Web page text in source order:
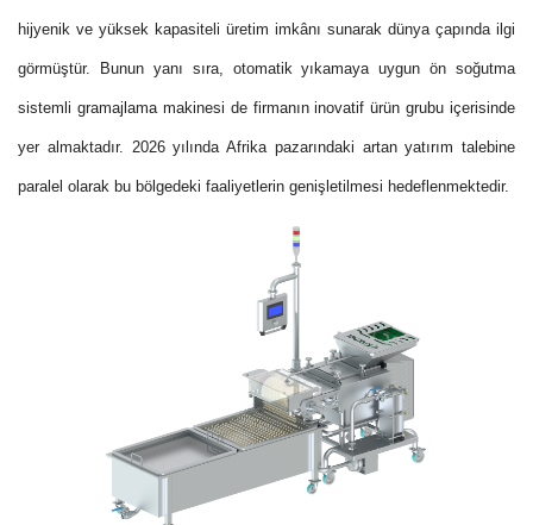
hijyenik ve yüksek kapasiteli üretim imkânı sunarak dünya çapında ilgi
görmüştür. Bunun yanı sıra, otomatik yıkamaya uygun ön soğutma
sistemli gramajlama makinesi de firmanın inovatif ürün grubu içerisinde
yer almaktadır. 2026 yılında Afrika pazarındaki artan yatırım talebine
paralel olarak bu bölgedeki faaliyetlerin genişletilmesi hedeflenmektedir.